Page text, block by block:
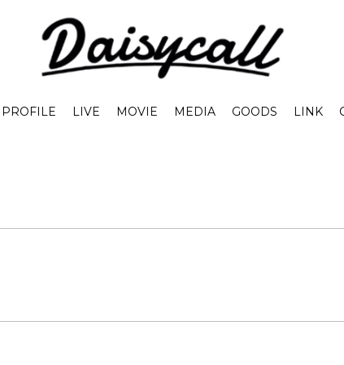
PROFILE LIVE MOVIE MEDIA GOODS LINK